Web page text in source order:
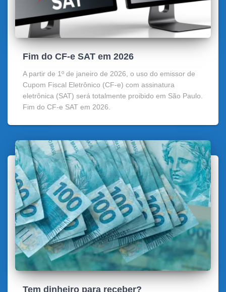
Fim do CF-e SAT em 2026
A partir de 1º de janeiro de 2026, o uso do emissor de
Cupom Fiscal Eletrônico (CF-e) com assinatura
eletrônica (SAT) será totalmente proibido em São Paulo.
Fim do CF-e SAT em 2026.
Tem dinheiro para receber?